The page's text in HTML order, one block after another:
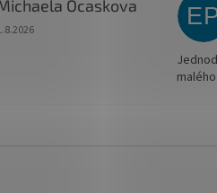
Ocaskova
obchodu je 5 z 5 hvězdiček.